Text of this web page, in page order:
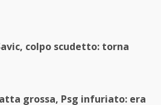
colpo scudetto: torna
grossa, Psg infuriato: era